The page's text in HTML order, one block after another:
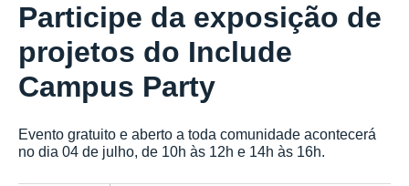
Participe da exposição de
projetos do Include
Campus Party
Evento gratuito e aberto a toda comunidade acontecerá
no dia 04 de julho, de 10h às 12h e 14h às 16h.